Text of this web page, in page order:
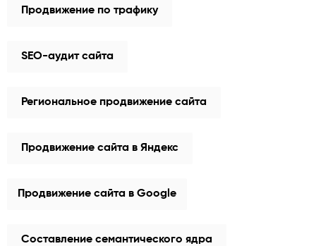
Продвижение по трафику
SEO-аудит сайта
Региональное продвижение сайта
Продвижение сайта в Яндекс
Продвижение сайта в Google
Составление семантического ядра